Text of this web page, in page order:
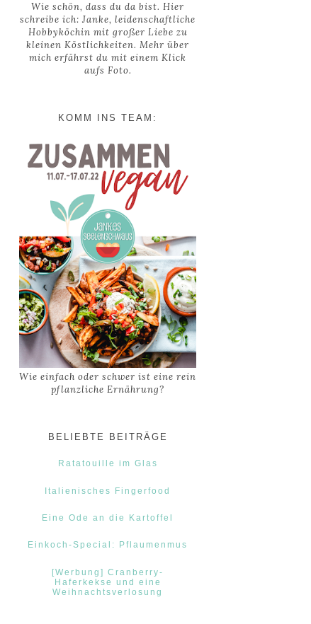
Wie schön, dass du da bist. Hier
schreibe ich: Janke, leidenschaftliche
Hobbyköchin mit großer Liebe zu
kleinen Köstlichkeiten. Mehr über
mich erfährst du mit einem Klick
aufs Foto.
KOMM INS TEAM:
Wie einfach oder schwer ist eine rein
pflanzliche Ernährung?
BELIEBTE BEITRÄGE
Ratatouille im Glas
Italienisches Fingerfood
Eine Ode an die Kartoffel
Einkoch-Special: Pflaumenmus
[Werbung] Cranberry-
Haferkekse und eine
Weihnachtsverlosung